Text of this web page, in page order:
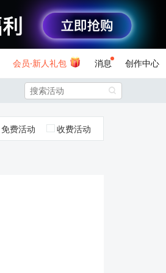
会员·新人礼包 消息 创作中心

免费活动 收费活动